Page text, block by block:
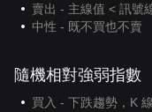
賣出 - 主線值 < 訊號
中性 - 既不買也不賣
隨機相對強弱指數
買入 - 下跌趨勢，K